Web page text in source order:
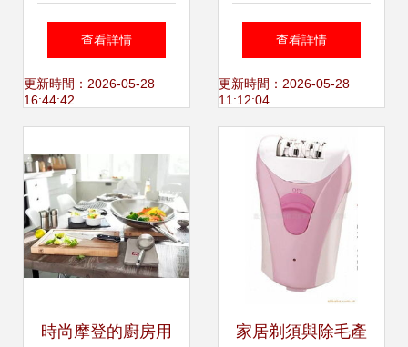
盾 面料衣刷與靜電
刷的日常奇用
查看詳情
更新時間：2026-05-28
16:44:42
的家，帶去一份深
情關愛
查看詳情
更新時間：2026-05-28
11:12:04
時尚摩登的廚房用 家居剃須與除毛產